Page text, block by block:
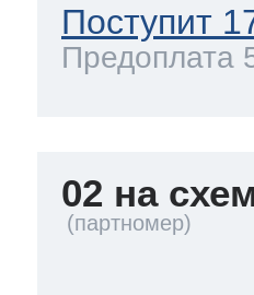
Поступит
Предоплата
02 на